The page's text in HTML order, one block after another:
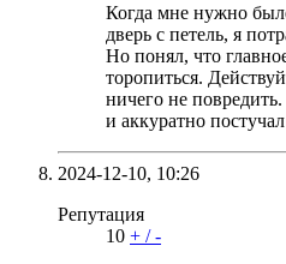
Когда мне нужно
дверь с петель, я
Но понял, что
торопиться.
ничего не
и аккуратно
2024-12-10, 10:26
Репутация
10 + /-